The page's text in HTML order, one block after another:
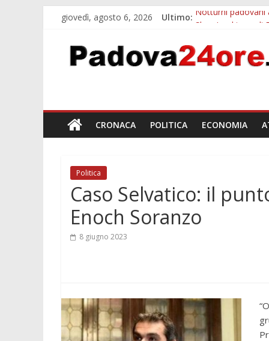
giovedì, agosto 6, 2026 Ultimo: Notturni padovani
Orto Botanico
Concorso
Euganea Film
CRONACA POLITICA ECONOMIA
Politica
Caso Selvatico: il
Enoch Soranzo
8 giugno 2023